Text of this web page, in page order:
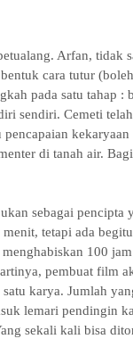
Arfan, tidak
cara tutur
pada satu tahap
sendiri. Cemeti
pencapaian
di tanah air.
sebagai
tetapi ada
100
pembuat film
karya. Jumlah
lemari pendingin
sekali kali bisa